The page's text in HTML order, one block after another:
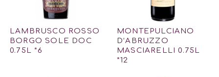
LAMBRUSCO ROSSO
BORGO SOLE DOC
0.75L *6
MONTEPULCIANO
D’ABRUZZO
MASCIARELLI 0.75L
*12